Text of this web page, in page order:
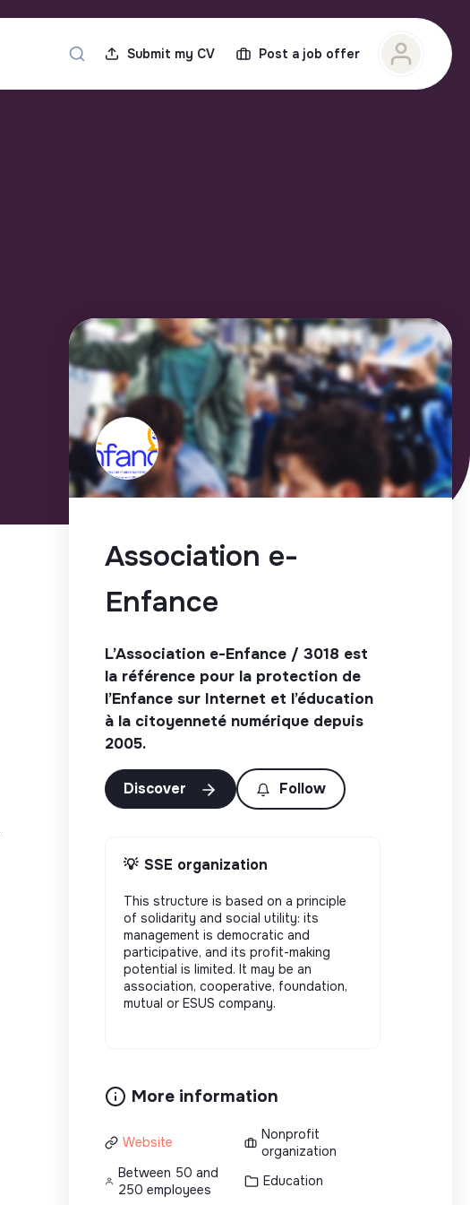
Submit my CV Post a job offer
Association e-
Enfance
L’Association e-Enfance / 3018 est
la référence pour la protection de
l’Enfance sur Internet et l’éducation
à la citoyenneté numérique depuis
2005.
Discover Follow
💡 SSE organization
This structure is based on a principle
of solidarity and social utility: its
management is democratic and
participative, and its profit-making
potential is limited. It may be an
association, cooperative, foundation,
mutual or ESUS company.
More information
Website
Nonprofit
organization
Between 50 and
250 employees
Education